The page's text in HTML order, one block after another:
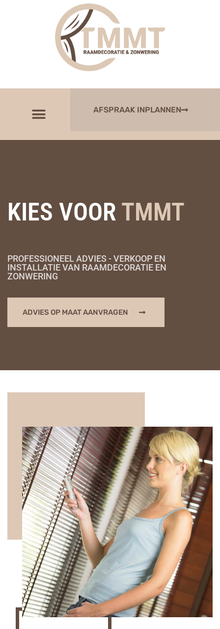
AFSPRAAK INPLANNEN
KIES VOOR TMMT
PROFESSIONEEL ADVIES - VERKOOP EN
INSTALLATIE VAN RAAMDECORATIE EN
ZONWERING
ADVIES OP MAAT AANVRAGEN